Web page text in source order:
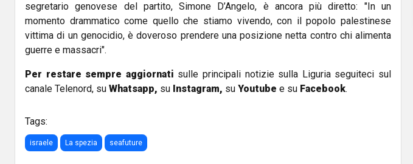
segretario genovese del partito, Simone D’Angelo, è ancora più diretto: "In un
momento drammatico come quello che stiamo vivendo, con il popolo palestinese
vittima di un genocidio, è doveroso prendere una posizione netta contro chi alimenta
guerre e massacri".
Per restare sempre aggiornati sulle principali notizie sulla Liguria seguiteci sul
canale Telenord, su Whatsapp, su Instagram, su Youtube e su Facebook.
Tags:
israele La spezia seafuture